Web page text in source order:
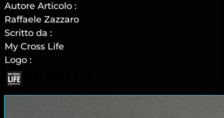
Autore Articolo :
Raffaele Zazzaro
Scritto da :
My Cross Life
Logo :